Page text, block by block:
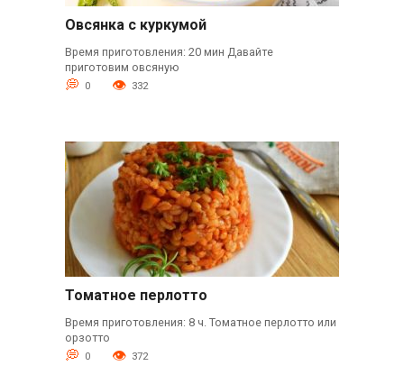
Овсянка с куркумой
Время приготовления: 20 мин Давайте
приготовим овсяную
0 332
Томатное перлотто
Время приготовления: 8 ч. Томатное перлотто или
орзотто
0 372